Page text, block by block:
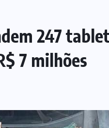
247
7 milhões